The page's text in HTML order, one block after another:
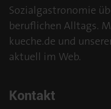
Sozialgastronomie
beruflichen Alltags.
kueche.de und
aktuell im Web.
Kontakt